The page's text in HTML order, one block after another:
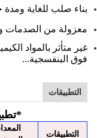
بناء صلب للغاية ومدة
معزولة من الصدمات
غير متأثر بالمواد
فوق البنفسجية...
التطبيقات
*
التطبيقات